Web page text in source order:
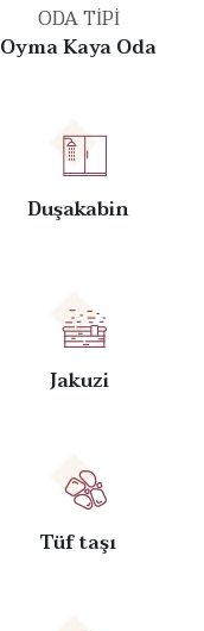
ODA TIPI
Oyma Kaya Oda
Duşakabin
Jakuzi
Tüf taşı